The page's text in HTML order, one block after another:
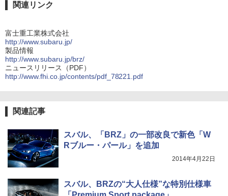
関連リンク
富士重工業株式会社
http://www.subaru.jp/
製品情報
http://www.subaru.jp/brz/
ニュースリリース（PDF）
http://www.fhi.co.jp/contents/pdf_78221.pdf
関連記事
スバル、「BRZ」の一部改良で新色「W
Rブルー・パール」を追加
2014年4月22日
スバル、BRZの“大人仕様”な特別仕様車